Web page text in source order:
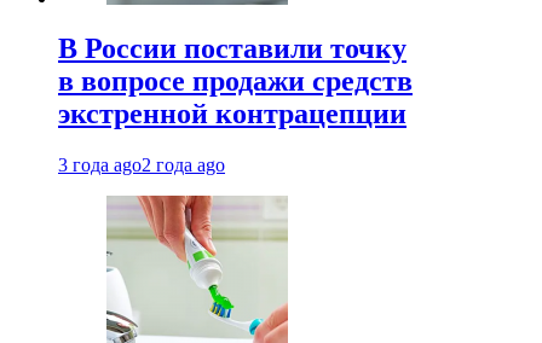
В России поставили точку
в вопросе продажи средств
экстренной контрацепции
3 года ago2 года ago